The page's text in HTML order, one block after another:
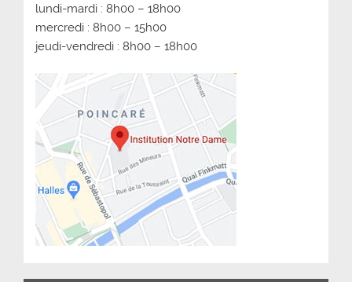
lundi-mardi : 8h00 – 18h00
mercredi : 8h00 – 15h00
jeudi-vendredi : 8h00 – 18h00